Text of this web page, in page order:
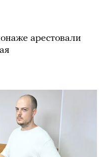
арестовали